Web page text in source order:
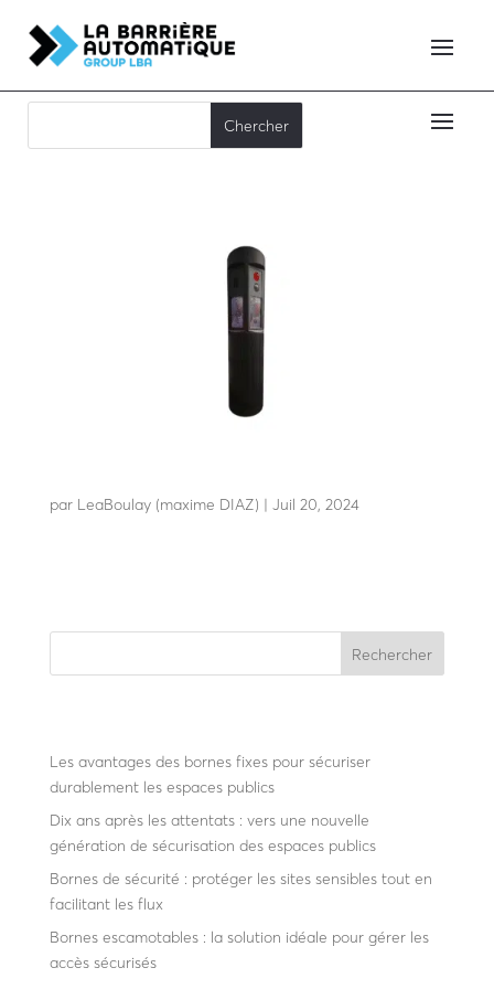
par LeaBoulay (maxime DIAZ) | Juil 20, 2024
Rechercher
Les avantages des bornes fixes pour sécuriser
durablement les espaces publics
Dix ans après les attentats : vers une nouvelle
génération de sécurisation des espaces publics
Bornes de sécurité : protéger les sites sensibles tout en
facilitant les flux
Bornes escamotables : la solution idéale pour gérer les
accès sécurisés